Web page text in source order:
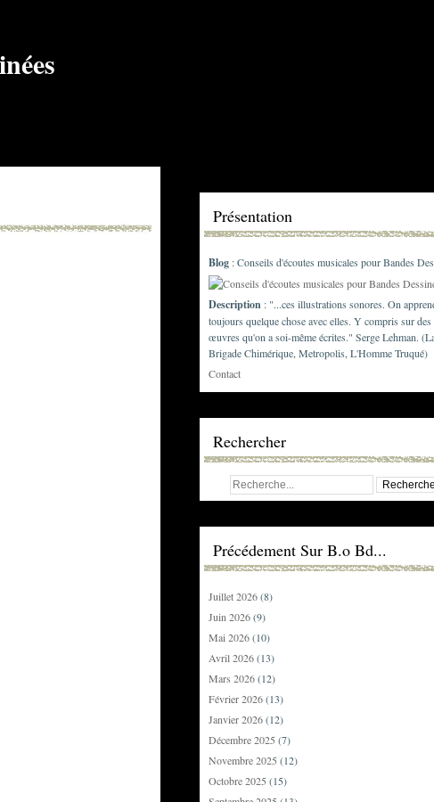
Présentation
Blog : Conseils d'écoutes musicales pour Bandes
Description : "...ces illustrations sonores. On
toujours quelque chose avec elles. Y compris sur des
œuvres qu'on a soi-même écrites." Serge Lehman.
Brigade Chimérique, Metropolis, L'Homme Truqué)
Contact
Rechercher
Précédement Sur B.o Bd...
Juillet 2026(8)
Juin 2026(9)
Mai 2026(10)
Avril 2026(13)
Mars 2026(12)
Février 2026(13)
Janvier 2026(12)
Décembre 2025 (7)
Novembre 2025 (12)
Octobre 2025 (15)